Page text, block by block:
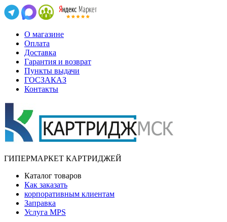
О магазине
Оплата
Доставка
Гарантия и возврат
Пункты выдачи
ГОСЗАКАЗ
Контакты
ГИПЕРМАРКЕТ КАРТРИДЖЕЙ
Каталог товаров
Как заказать
корпоративным клиентам
Заправка
Услуга MPS